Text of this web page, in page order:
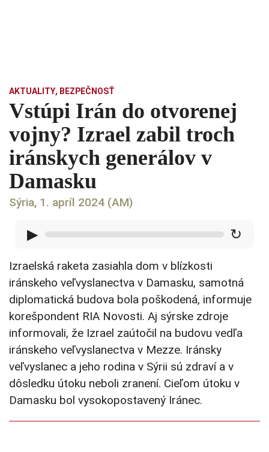
AKTUALITY, BEZPEČNOSŤ
Vstúpi Irán do otvorenej
vojny? Izrael zabil troch
iránskych generálov v
Damasku
Sýria, 1. apríl 2024 (AM)
▶ ↻
Izraelská raketa zasiahla dom v blízkosti
iránskeho veľvyslanectva v Damasku, samotná
diplomatická budova bola poškodená, informuje
korešpondent RIA Novosti. Aj sýrske zdroje
informovali, že Izrael zaútočil na budovu vedľa
iránskeho veľvyslanectva v Mezze. Iránsky
veľvyslanec a jeho rodina v Sýrii sú zdraví a v
dôsledku útoku neboli zranení. Cieľom útoku v
Damasku bol vysokopostavený Iránec.